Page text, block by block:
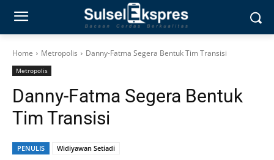
Home Metropolis Danny-Fatma Segera Bentuk Tim Transisi
Metropolis
Danny-Fatma Segera Bentuk
Tim Transisi
PENULIS
Widiyawan Setiadi